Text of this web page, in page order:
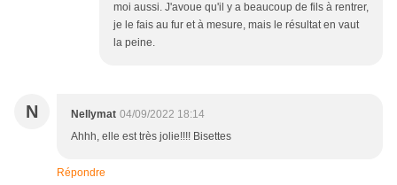
moi aussi. J'avoue qu'il y a beaucoup de fils à rentrer,
je le fais au fur et à mesure, mais le résultat en vaut
la peine.
N Nellymat 04/09/2022 18:14
Ahhh, elle est très jolie!!!! Bisettes
Répondre